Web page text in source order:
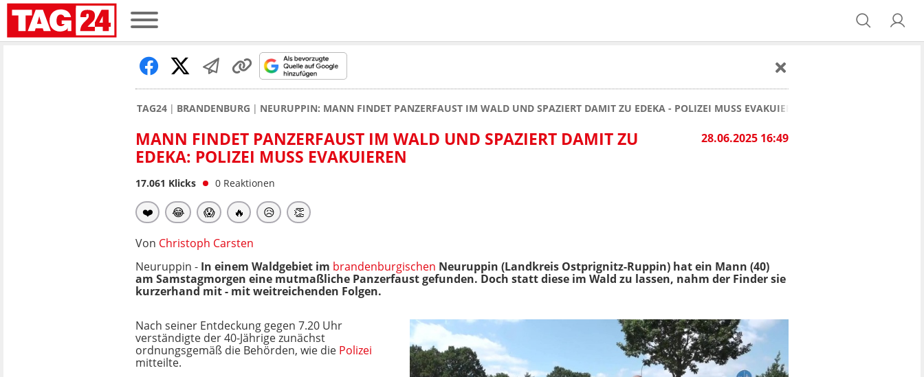
TAG24 BRANDENBURG NEURUPPIN: MANN FINDET PANZERFAUST IM WALD UND SPAZIERT DAMIT ZU EDEKA - POLIZEI MUSS EVAKUIEREN
28.06.2025 16:49
MANN FINDET PANZERFAUST IM WALD UND SPAZIERT DAMIT ZU
EDEKA: POLIZEI MUSS EVAKUIEREN
17.061 Klicks 0 Reaktionen
❤️ 😂 😱 🔥 😥 👏
Von Christoph Carsten
Neuruppin - In einem Waldgebiet im brandenburgischen Neuruppin (Landkreis Ostprignitz-Ruppin) hat ein Mann (40)
am Samstagmorgen eine mutmaßliche Panzerfaust gefunden. Doch statt diese im Wald zu lassen, nahm der Finder sie
kurzerhand mit - mit weitreichenden Folgen.
Nach seiner Entdeckung gegen 7.20 Uhr
verständigte der 40-Jährige zunächst
ordnungsgemäß die Behörden, wie die Polizei
mitteilte.